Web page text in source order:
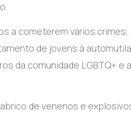
a cometerem vários crimes,
de jovens à
da comunidade LGBTQ+ e
de venenos e